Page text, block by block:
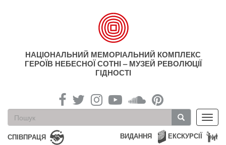
НАЦІОНАЛЬНИЙ МЕМОРІАЛЬНИЙ КОМПЛЕКС
ГЕРОЇВ НЕБЕСНОЇ СОТНІ – МУЗЕЙ РЕВОЛЮЦІЇ
ГІДНОСТІ
Пошукова
форма
Пошук
СПІВПРАЦЯ ЕКСКУРСІЇ
ВИДАННЯ